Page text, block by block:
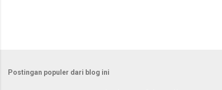
Postingan populer dari blog ini